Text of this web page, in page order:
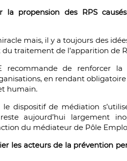
la propension des RPS
mais, il y a toujours des
traitement de l’apparition de
recommande de renforcer
en rendant
humain.
le dispositif de médiation
aujourd’hui largement
du médiateur de Pôle
les acteurs de la prévention